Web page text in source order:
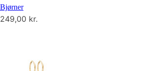
Bjørner
249,00 kr.